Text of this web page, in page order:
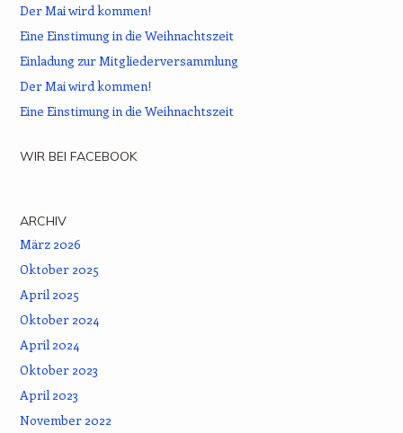
Der Mai wird kommen!
Eine Einstimung in die Weihnachtszeit
Einladung zur Mitgliederversammlung
Der Mai wird kommen!
Eine Einstimung in die Weihnachtszeit
WIR BEI FACEBOOK
ARCHIV
März 2026
Oktober 2025
April 2025
Oktober 2024
April 2024
Oktober 2023
April 2023
November 2022